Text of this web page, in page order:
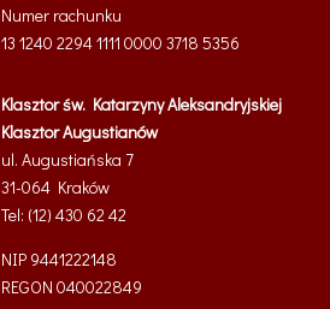
Numer rachunku
13 1240 2294 1111 0000 3718 5356
Klasztor św. Katarzyny Aleksandryjskiej
Klasztor Augustianów
ul. Augustiańska 7
31-064 Kraków
Tel: (12) 430 62 42
NIP 9441222148
REGON 040022849